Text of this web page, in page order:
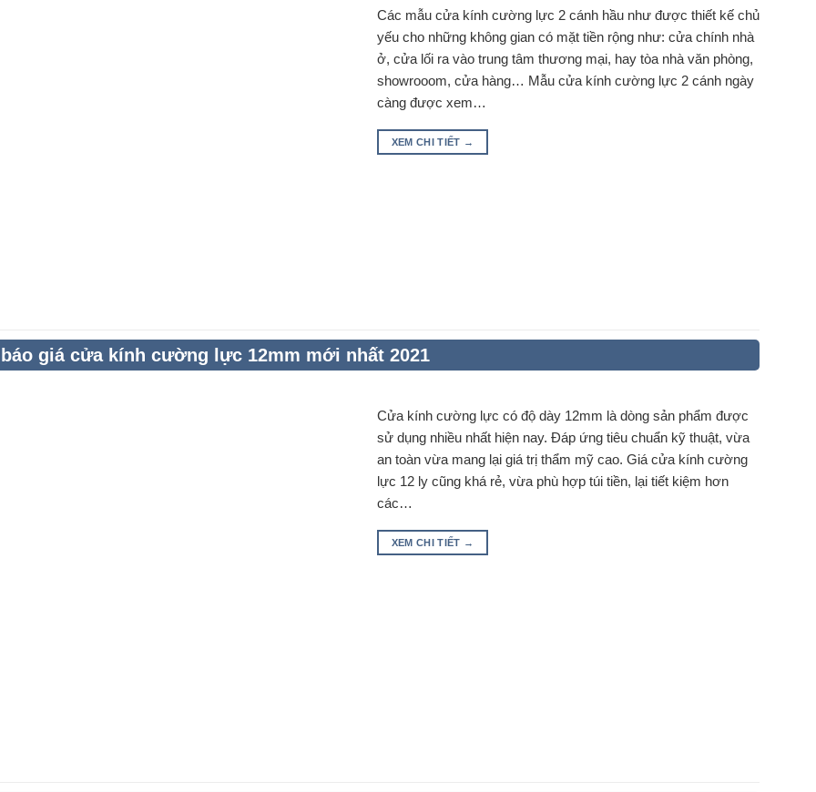
Các mẫu cửa kính cường lực 2 cánh hầu như được thiết kế chủ
yếu cho những không gian có mặt tiền rộng như: cửa chính nhà
ở, cửa lối ra vào trung tâm thương mại, hay tòa nhà văn phòng,
showrooom, cửa hàng… Mẫu cửa kính cường lực 2 cánh ngày
càng được xem…
XEM CHI TIẾT →
giá cửa kính cường lực 12mm mới nhất 2021
Cửa kính cường lực có độ dày 12mm là dòng sản phẩm được
sử dụng nhiều nhất hiện nay. Đáp ứng tiêu chuẩn kỹ thuật, vừa
an toàn vừa mang lại giá trị thẩm mỹ cao. Giá cửa kính cường
lực 12 ly cũng khá rẻ, vừa phù hợp túi tiền, lại tiết kiệm hơn
các…
XEM CHI TIẾT →